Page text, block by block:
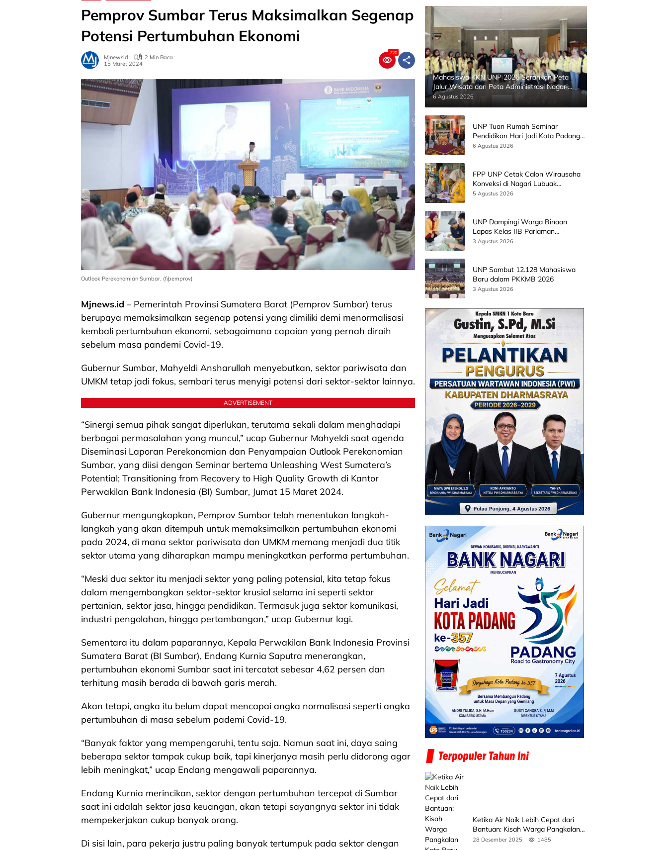
Pemprov Sumbar Terus Maksimalkan Segenap
Potensi Pertumbuhan Ekonomi
Mjnewsid
2 Min Baca
15 Maret 2024
720
Outlook Perekonomian Sumbar. (f/pemprov)
Mjnews.id – Pemerintah Provinsi Sumatera Barat (Pemprov Sumbar) terus
berupaya memaksimalkan segenap potensi yang dimiliki demi menormalisasi
kembali pertumbuhan ekonomi, sebagaimana capaian yang pernah diraih
sebelum masa pandemi Covid-19.
Gubernur Sumbar, Mahyeldi Ansharullah menyebutkan, sektor pariwisata dan
UMKM tetap jadi fokus, sembari terus menyigi potensi dari sektor-sektor lainnya.
ADVERTISEMENT
“Sinergi semua pihak sangat diperlukan, terutama sekali dalam menghadapi
berbagai permasalahan yang muncul,” ucap Gubernur Mahyeldi saat agenda
Diseminasi Laporan Perekonomian dan Penyampaian Outlook Perekonomian
Sumbar, yang diisi dengan Seminar bertema Unleashing West Sumatera’s
Potential; Transitioning from Recovery to High Quality Growth di Kantor
Perwakilan Bank Indonesia (BI) Sumbar, Jumat 15 Maret 2024.
Gubernur mengungkapkan, Pemprov Sumbar telah menentukan langkah-
langkah yang akan ditempuh untuk memaksimalkan pertumbuhan ekonomi
pada 2024, di mana sektor pariwisata dan UMKM memang menjadi dua titik
sektor utama yang diharapkan mampu meningkatkan performa pertumbuhan.
“Meski dua sektor itu menjadi sektor yang paling potensial, kita tetap fokus
dalam mengembangkan sektor-sektor krusial selama ini seperti sektor
pertanian, sektor jasa, hingga pendidikan. Termasuk juga sektor komunikasi,
industri pengolahan, hingga pertambangan,” ucap Gubernur lagi.
Sementara itu dalam paparannya, Kepala Perwakilan Bank Indonesia Provinsi
Sumatera Barat (BI Sumbar), Endang Kurnia Saputra menerangkan,
pertumbuhan ekonomi Sumbar saat ini tercatat sebesar 4,62 persen dan
terhitung masih berada di bawah garis merah.
Akan tetapi, angka itu belum dapat mencapai angka normalisasi seperti angka
pertumbuhan di masa sebelum pademi Covid-19.
“Banyak faktor yang mempengaruhi, tentu saja. Namun saat ini, daya saing
beberapa sektor tampak cukup baik, tapi kinerjanya masih perlu didorong agar
lebih meningkat,” ucap Endang mengawali paparannya.
Endang Kurnia merincikan, sektor dengan pertumbuhan tercepat di Sumbar
saat ini adalah sektor jasa keuangan, akan tetapi sayangnya sektor ini tidak
mempekerjakan cukup banyak orang.
Di sisi lain, para pekerja justru paling banyak tertumpuk pada sektor dengan
Mahasiswa KKN UNP 2026 Serahkan Peta
Jalur Wisata dan Peta Administrasi Nagari
Paninggahan
6 Agustus 2026
UNP Tuan Rumah Seminar
Pendidikan Hari Jadi Kota Padang
Bersama Wamen Diktisainstek dan
6 Agustus 2026
FPP UNP Cetak Calon Wirausaha
Konveksi di Nagari Lubuak
Batingkok Limapuluh Kota
5 Agustus 2026
UNP Dampingi Warga Binaan
Lapas Kelas IIB Pariaman
Kembangkan Produk Kreatif
3 Agustus 2026
UNP Sambut 12.128 Mahasiswa
Baru dalam PKKMB 2026
3 Agustus 2026
Ketika Air Naik Lebih Cepat dari
Bantuan: Kisah Warga Pangkalan
Koto Baru Bertahan di Tengah
28 Desember 2025 1485